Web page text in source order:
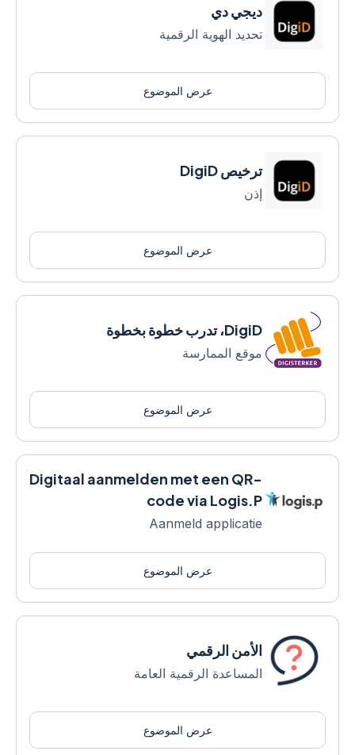
ديجي دي
تحديد الهوية الرقمية
عرض الموضوع
ترخيص DigiD
إذن
عرض الموضوع
DigiD، تدرب خطوة بخطوة
موقع الممارسة
عرض الموضوع
Digitaal aanmelden met een QR-
code via Logis.P
Aanmeld applicatie
عرض الموضوع
الأمن الرقمي
المساعدة الرقمية العامة
عرض الموضوع